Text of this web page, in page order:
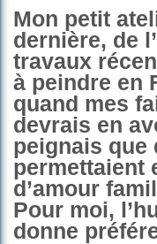
Mon petit
dernière, de
travaux
à peindre en
quand mes
devrais en
peignais que
permettaient
d’amour
Pour moi,
donne